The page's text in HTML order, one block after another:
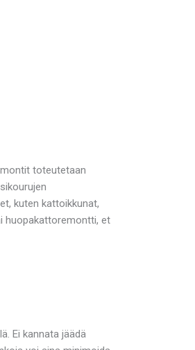
toteutetaan
kuten kattoikkunat,
huopakattoremontti, et
Ei kannata jäädä